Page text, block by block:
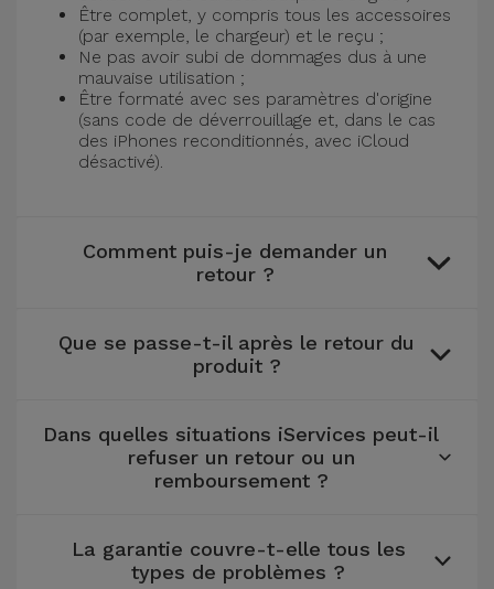
Dyson
Autres
Marques
tout
Montres
Connectées
Bracelets
Téléphone
Maison
Traceurs et
Être complet, y compris tous les accessoires
(par exemple, le chargeur) et le reçu ;
Ne pas avoir subi de dommages dus à une
mauvaise utilisation ;
Être formaté avec ses paramètres d'origine
(sans code de déverrouillage et, dans le cas
des iPhones reconditionnés, avec iCloud
désactivé).
Comment puis-je demander un
retour ?
Que se passe-t-il après le retour du
produit ?
Dans quelles situations iServices peut-il
refuser un retour ou un
remboursement ?
La garantie couvre-t-elle tous les
types de problèmes ?